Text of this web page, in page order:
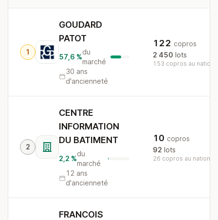
1
GOUDARD
PATOT
57,6 %
du
marché
30 ans
d'ancienneté
122 copros
2 450 lots
153 copros au
2
CENTRE
INFORMATION
DU BATIMENT
2,2 %
du
marché
12 ans
d'ancienneté
10 copros
92 lots
26 copros au national
FRANCOIS